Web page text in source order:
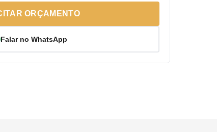
ORÇAMENTO
Falar no WhatsApp